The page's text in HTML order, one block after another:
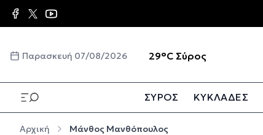
Παράκαμψη προς το κυρίως περιεχόμενο
Παρασκευή 07/08/2026 29°C Σύρος
ΣΥΡΟΣ ΚΥΚΛΑΔΕΣ
Αρχική Μάνθος Μανθόπουλος